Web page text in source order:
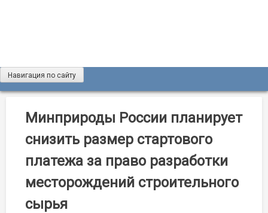
Журнал «Разведка и охрана недр»
Мы рады вас приветствовать на сайте журнала «Разведка
и охрана недр»
Навигация по сайту
Минприроды России планирует
снизить размер стартового
платежа за право разработки
месторождений строительного
сырья